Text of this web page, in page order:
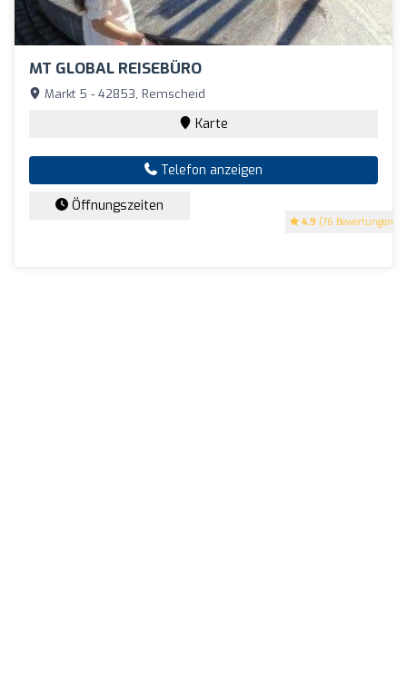
MT GLOBAL REISEBÜRO
4.9 (76 Bewertungen)
Markt 5 - 42853, Remscheid
Karte
Telefon anzeigen
Öffnungszeiten